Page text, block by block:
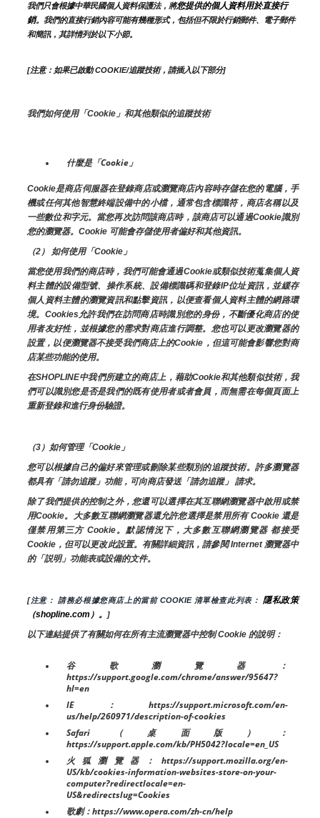
我們只會根據中華民國個人資料保護法，將您提供的個人資料用於直接行
銷。我們的直接行銷內容可能有幾種形式，包括但不限於行銷郵件、電子郵件
和簡訊，其詳情列於以下小節。
[注意：如果已啟動 COOKIE/追蹤技術，請插入以下部分]
我們如何使用「Cookie」和其他類似的追蹤技術
什麼是「Cookie」
Cookie是商店伺服器在登錄商店或瀏覽商店內容時存儲在您的電腦，手
機或任何其他智慧終端設備中的小檔，通常包含標識符，商店名稱以及
一些數位和字元。當您再次訪問該商店時，該商店可以通過Cookie識別
您的瀏覽器。Cookie 可能會存儲使用者偏好和其他資訊。
（2） 如何使用「Cookie」
當您使用我們的商店時，我們可能會通過Cookie或類似技術蒐集個人資
料主體的設備型號、操作系統、設備標識碼和登錄IP位址資訊，並緩存
個人資料主體的瀏覽資訊和點擊資訊，以便查看個人資料主體的網路環
境。Cookies允許我們在訪問商店時識別您的身份，不斷優化商店的使
用者友好性，並根據您的需求對商店進行調整。您也可以更改瀏覽器的
設置，以便瀏覽器不接受我們商店上的Cookie，但這可能會影響您對商
店某些功能的使用。
在SHOPLINE中我們所建立的商店上，藉助Cookie和其他類似技術，我
們可以識別您是否是我們的既有使用者或者會員，而無需在每個頁面上
重新登錄和進行身份驗證。
（3）如何管理「Cookie」
您可以根據自己的偏好來管理或刪除某些類別的追蹤技術。許多瀏覽器
都具有「請勿追蹤」功能，可向商店發送「請勿追蹤」 請求。
除了我們提供的控制之外，您還可以選擇在其互聯網瀏覽器中啟用或禁
用Cookie。大多數互聯網瀏覽器還允許您選擇是禁用所有 Cookie 還是
僅禁用第三方 Cookie。默認情況下，大多數互聯網瀏覽器 都接受
Cookie，但可以更改此設置。有關詳細資訊，請參閱 Internet 瀏覽器中
的「説明」功能表或設備的文件。
[注意： 請務必根據您商店上的當前 COOKIE 清單檢查此列表： 隱私政策
（shopline.com）。
]
以下連結提供了有關如何在所有主流瀏覽器中控制 Cookie 的說明：
谷歌瀏覽器：
https://support.google.com/chrome/answer/95647?
hl=en
IE：https://support.microsoft.com/en-
us/help/260971/description-of-cookies
Safari（桌面版）：
https://support.apple.com/kb/PH5042?locale=en_US
火狐瀏覽器：https://support.mozilla.org/en-
US/kb/cookies-information-websites-store-on-your-
computer?redirectlocale=en-
US&redirectslug=Cookies
歌劇：https://www.opera.com/zh-cn/help